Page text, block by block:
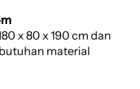
x 80 x 190 cm dan
material